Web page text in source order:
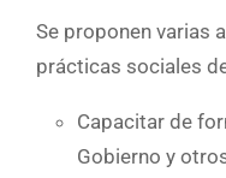
Se proponen varias
prácticas sociales
Capacitar de
Gobierno y